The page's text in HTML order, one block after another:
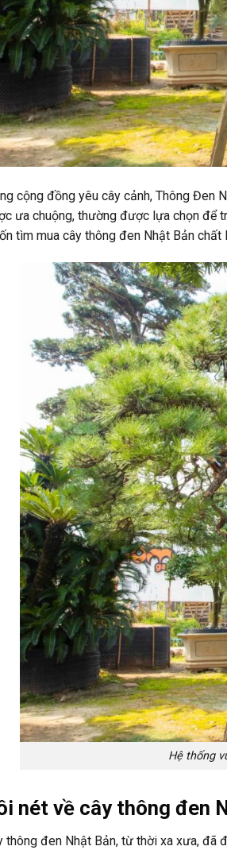
cộng đồng yêu cây cảnh, Thông Đen
ưa chuộng, thường được lựa chọn để
tìm mua cây thông đen Nhật Bản
Hệ thống
nét về cây thông đen
thông đen Nhật Bản, từ thời xa xưa,